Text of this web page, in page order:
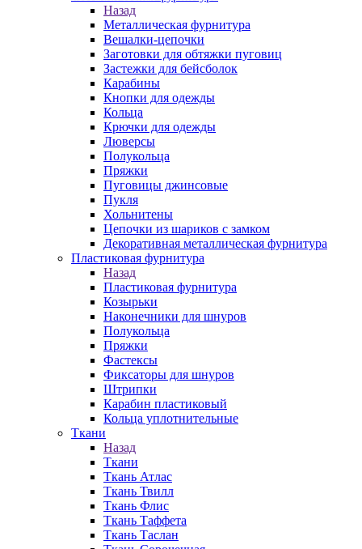
Назад
Металлическая фурнитура
Вешалки-цепочки
Заготовки для обтяжки пуговиц
Застежки для бейсболок
Карабины
Кнопки для одежды
Кольца
Крючки для одежды
Люверсы
Полукольца
Пряжки
Пуговицы джинсовые
Пукля
Хольнитены
Цепочки из шариков с замком
Декоративная металлическая фурнитура
Пластиковая фурнитура
Назад
Пластиковая фурнитура
Козырьки
Наконечники для шнуров
Полукольца
Пряжки
Фастексы
Фиксаторы для шнуров
Штрипки
Карабин пластиковый
Кольца уплотнительные
Ткани
Назад
Ткани
Ткань Атлас
Ткань Твилл
Ткань Флис
Ткань Таффета
Ткань Таслан